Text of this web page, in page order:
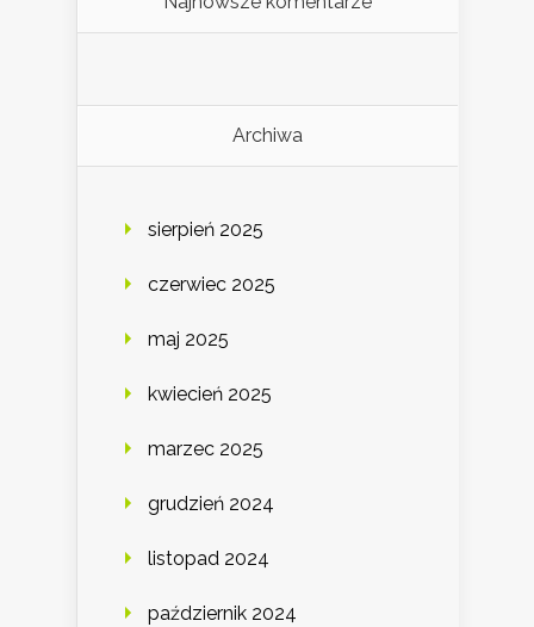
Archiwa
sierpień 2025
czerwiec 2025
maj 2025
kwiecień 2025
marzec 2025
grudzień 2024
listopad 2024
październik 2024